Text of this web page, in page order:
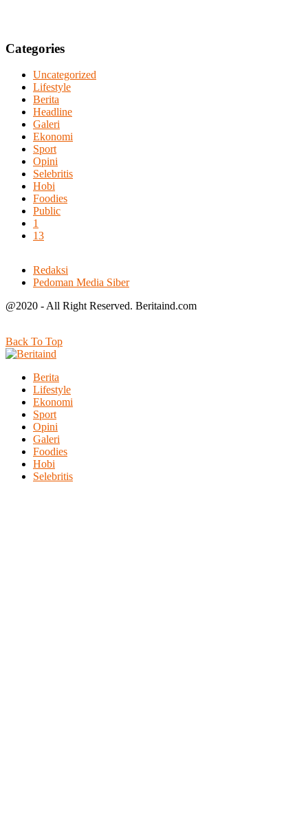
Categories
Uncategorized
Lifestyle
Berita
Headline
Galeri
Ekonomi
Sport
Opini
Selebritis
Hobi
Foodies
Public
1
13
Redaksi
Pedoman Media Siber
@2020 - All Right Reserved. Beritaind.com
Back To Top
Berita
Lifestyle
Ekonomi
Sport
Opini
Galeri
Foodies
Hobi
Selebritis